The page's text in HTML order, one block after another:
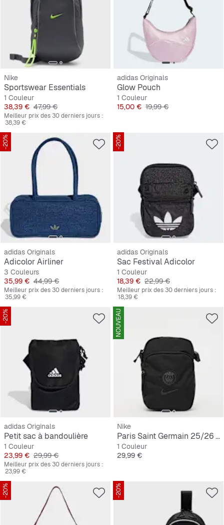
Nike
Sportswear Essentials
1 Couleur
Prix
38,39 € Prix original
47,99 €
Meilleur prix des 30 derniers jours :
38,39 €
adidas Originals
Glow Pouch
1 Couleur
Prix
15,00 € Prix original
19,99 €
-20%
adidas Originals
Adicolor Airliner
3 Couleurs
Prix
35,99 € Prix original
44,99 €
Meilleur prix des 30 derniers jours :
35,99 €
-20%
adidas Originals
Sac Festival Adicolor
1 Couleur
Prix
18,39 € Prix original
22,99 €
Meilleur prix des 30 derniers jours :
18,39 €
-20%
adidas Originals
Petit sac à bandoulière
1 Couleur
Prix
23,99 € Prix original
29,99 €
Meilleur prix des 30 derniers jours :
23,99 €
NOUVEAU
Nike
Paris Saint Germain 25/26 Heritage Crossbody Sp
1 Couleur
Prix
29,99 €
-20% -20%